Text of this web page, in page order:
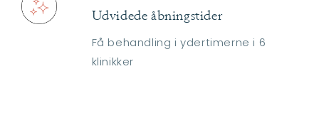
Udvidede åbningstider
Få behandling i ydertimerne i 6
klinikker